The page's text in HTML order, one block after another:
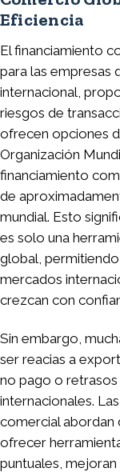
Eficiencia
El financiamiento
para las empresas
internacional,
riesgos de
ofrecen opciones
Organización
financiamiento
de
mundial. Esto
es solo una
global,
mercados
crezcan con
Sin embargo,
ser reacias a
no pago o
internacionales.
comercial abordan
ofrecer
puntuales,